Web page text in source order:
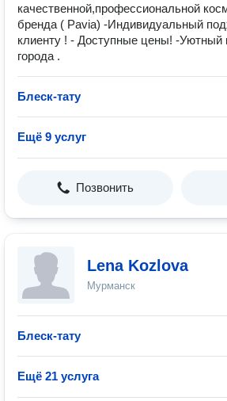
качественной,профессиональной
бренда ( Pavia) -Индивидуальный
клиенту ! - Доступные цены! -Уютный
города .
Блеск-тату
Ещё 9 услуг
Позвонить
Lena Kozlova
Мурманск
Блеск-тату
Ещё 21 услуга